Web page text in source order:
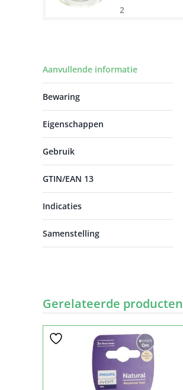
Aanvullende informatie
Bewaring
Eigenschappen
Gebruik
GTIN/EAN 13
Indicaties
Samenstelling
Gerelateerde producten